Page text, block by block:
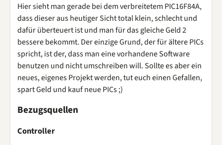
Hier sieht man gerade bei dem verbreitetem PIC16F84A,
dass dieser aus heutiger Sicht total klein, schlecht und
dafür überteuert ist und man für das gleiche Geld 2
bessere bekommt. Der einzige Grund, der für ältere PICs
spricht, ist der, dass man eine vorhandene Software
benutzen und nicht umschreiben will. Sollte es aber ein
neues, eigenes Projekt werden, tut euch einen Gefallen,
spart Geld und kauf neue PICs ;)
Bezugsquellen
Controller